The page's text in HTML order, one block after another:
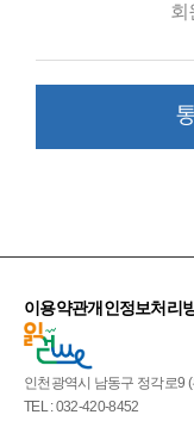
회
인천광역시 남동구 정각로9
TEL : 032-420-8452
이용약관개인정보처리